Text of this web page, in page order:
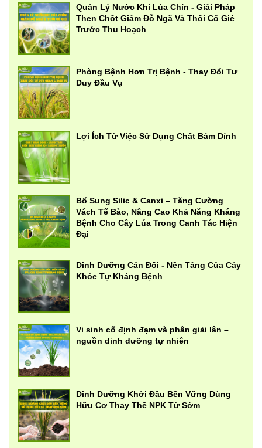
Quản Lý Nước Khi Lúa Chín - Giải Pháp
Then Chốt Giảm Đỗ Ngã Và Thối Cổ Gié
Trước Thu Hoạch
Phòng Bệnh Hơn Trị Bệnh - Thay Đổi Tư
Duy Đầu Vụ
Lợi Ích Từ Việc Sử Dụng Chất Bám Dính
Bổ Sung Silic & Canxi – Tăng Cường
Vách Tế Bào, Nâng Cao Khả Năng Kháng
Bệnh Cho Cây Lúa Trong Canh Tác Hiện
Đại
Dinh Dưỡng Cân Đối - Nền Tảng Của Cây
Khỏe Tự Kháng Bệnh
Vi sinh cố định đạm và phân giải lân –
nguồn dinh dưỡng tự nhiên
Dinh Dưỡng Khởi Đầu Bền Vững Dùng
Hữu Cơ Thay Thế NPK Từ Sớm